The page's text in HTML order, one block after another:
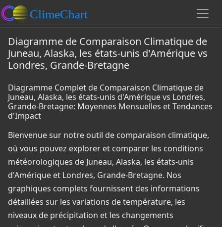
Diagramme de Comparaison Climatique de
Juneau, Alaska, les états-unis d'Amérique vs
Londres, Grande-Bretagne
Diagramme Complet de Comparaison Climatique de
Juneau, Alaska, les états-unis d'Amérique vs Londres,
Grande-Bretagne: Moyennes Mensuelles et Tendances
d'Impact
Bienvenue sur notre outil de comparaison climatique,
où vous pouvez explorer et comparer les conditions
météorologiques de Juneau, Alaska, les états-unis
d'Amérique et Londres, Grande-Bretagne. Nos
graphiques complets fournissent des informations
détaillées sur les variations de température, les
niveaux de précipitation et les changements